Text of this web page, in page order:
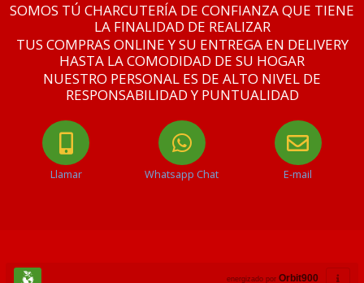
SOMOS TÚ CHARCUTERÍA DE CONFIANZA QUE TIENE
LA FINALIDAD DE REALIZAR
TUS COMPRAS ONLINE Y SU ENTREGA EN DELIVERY
HASTA LA COMODIDAD DE SU HOGAR
NUESTRO PERSONAL ES DE ALTO NIVEL DE
RESPONSABILIDAD Y PUNTUALIDAD
Llamar Whatsapp Chat E-mail
energizado por Orbit900